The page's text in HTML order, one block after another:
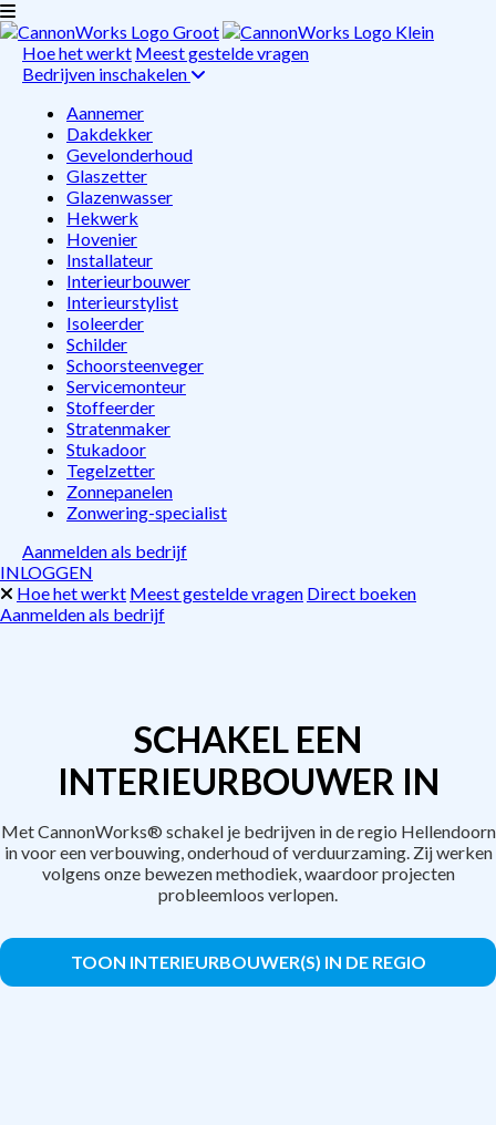
Hoe het werkt Meest gestelde vragen
Bedrijven inschakelen
Aannemer
Dakdekker
Gevelonderhoud
Glaszetter
Glazenwasser
Hekwerk
Hovenier
Installateur
Interieurbouwer
Interieurstylist
Isoleerder
Schilder
Schoorsteenveger
Servicemonteur
Stoffeerder
Stratenmaker
Stukadoor
Tegelzetter
Zonnepanelen
Zonwering-specialist
Aanmelden als bedrijf
INLOGGEN
Hoe het werkt Meest gestelde vragen Direct boeken
Aanmelden als bedrijf
SCHAKEL EEN
INTERIEURBOUWER IN
Met CannonWorks® schakel je bedrijven in de regio Hellendoorn
in voor een verbouwing, onderhoud of verduurzaming. Zij werken
volgens onze bewezen methodiek, waardoor projecten
probleemloos verlopen.
TOON INTERIEURBOUWER(S) IN DE REGIO